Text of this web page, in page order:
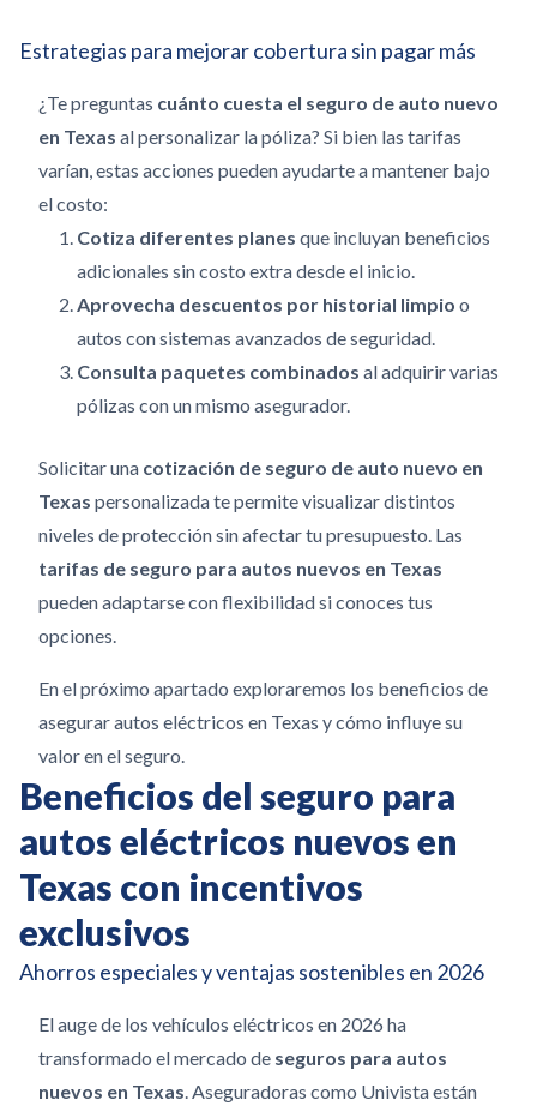
Estrategias para mejorar cobertura sin pagar más
¿Te preguntas cuánto cuesta el seguro de auto nuevo
en Texas al personalizar la póliza? Si bien las tarifas
varían, estas acciones pueden ayudarte a mantener bajo
el costo:
Cotiza diferentes planes que incluyan beneficios
adicionales sin costo extra desde el inicio.
Aprovecha descuentos por historial limpio o
autos con sistemas avanzados de seguridad.
Consulta paquetes combinados al adquirir varias
pólizas con un mismo asegurador.
Solicitar una cotización de seguro de auto nuevo en
Texas personalizada te permite visualizar distintos
niveles de protección sin afectar tu presupuesto. Las
tarifas de seguro para autos nuevos en Texas
pueden adaptarse con flexibilidad si conoces tus
opciones.
En el próximo apartado exploraremos los beneficios de
asegurar autos eléctricos en Texas y cómo influye su
valor en el seguro.
Beneficios del seguro para
autos eléctricos nuevos en
Texas con incentivos
exclusivos
Ahorros especiales y ventajas sostenibles en 2026
El auge de los vehículos eléctricos en 2026 ha
transformado el mercado de seguros para autos
nuevos en Texas.Aseguradoras como Univista están